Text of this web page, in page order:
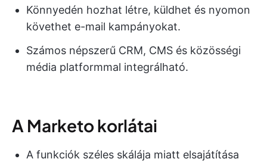
Könnyedén hozhat létre, küldhet és nyomon
követhet e-mail kampányokat.
Számos népszerű CRM, CMS és közösségi
média platformmal integrálható.
A Marketo korlátai
A funkciók széles skálája miatt elsajátítása